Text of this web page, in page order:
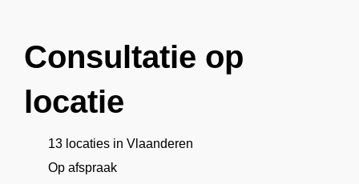
el.
Consultatie op
locatie
13 locaties in Vlaanderen
Op afspraak